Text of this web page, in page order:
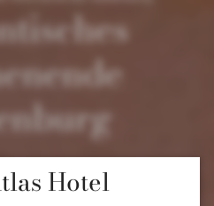
Teil der
Hotel